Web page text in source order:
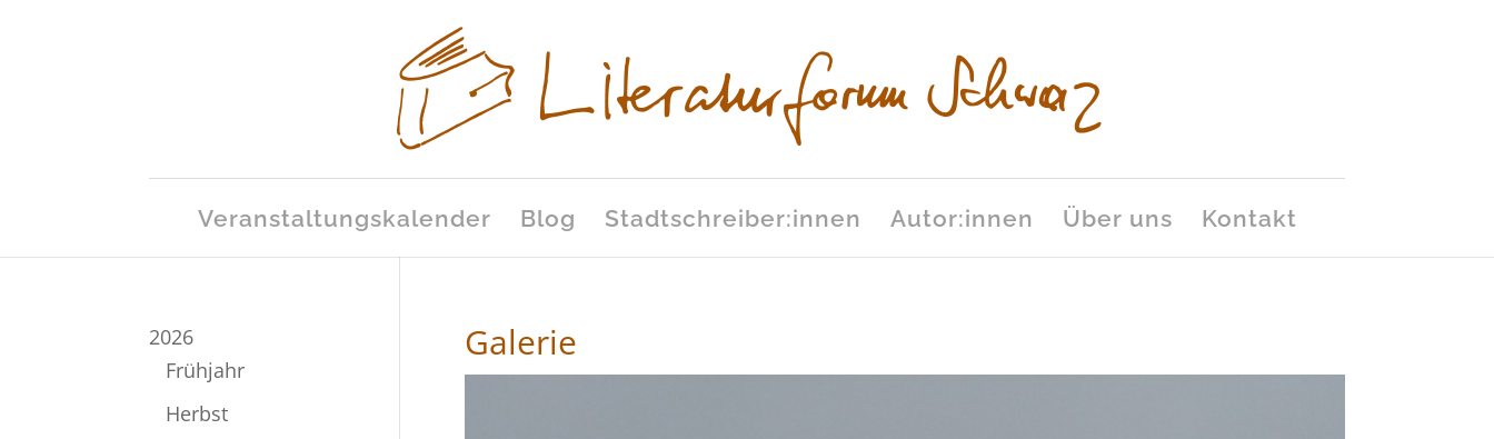
Veranstaltungskalender Blog Stadtschreiber:innen Autor:innen Über uns Kontakt
Galerie
2026
Frühjahr
Herbst